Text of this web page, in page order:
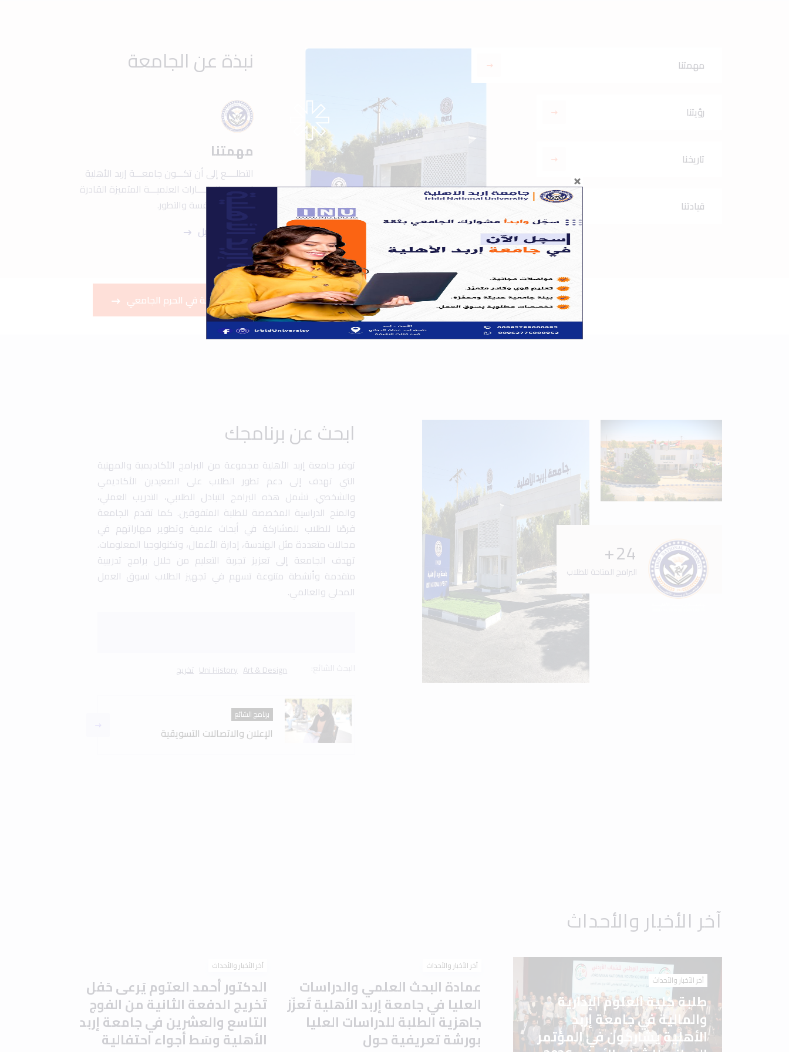
مهمتنا
رؤيتنا
تاريخنا
قيادتنا
نبذة عن الجامعة
مهمتنا
التطلــــع إلى أن تكـــون جامعـــة إربد الأهلية
إحــــدى المنــــارات العلميـــة المتميزة القادرة
علــــى المنافسة والتطور.
عرض التفاصيل
قم بجولة في الحرم الجامعي
34
+
البرامج المتاحة للطلاب
ابحث عن برنامجك
توفر جامعة إربد الأهلية مجموعة من البرامج الأكاديمية والمهنية
التي تهدف إلى دعم تطور الطلاب على الصعيدين الأكاديمي
والشخصي. تشمل هذه البرامج التبادل الطلابي، التدريب العملي،
والمنح الدراسية المخصصة للطلبة المتفوقين. كما تقدم الجامعة
فرصًا للطلاب للمشاركة في أبحاث علمية وتطوير مهاراتهم في
مجالات متعددة مثل الهندسة، إدارة الأعمال، وتكنولوجيا المعلومات.
تهدف الجامعة إلى تعزيز تجربة التعليم من خلال برامج تدريبية
متقدمة وأنشطة متنوعة تسهم في تجهيز الطلاب لسوق العمل
المحلي والعالمي.
Art & Design
Uni History تخريج
برنامج الشائع
الإعلان والاتصالات التسويقية
آخر الأخبار والأحداث
آخر الأخبار والأحداث
طلبة كلية العلوم الإدارية
والمالية في جامعة إربد
الأهلية يشاركون في المؤتمر
آخر الأخبار والأحداث
عمادة البحث العلمي والدراسات
العليا في جامعة إربد الأهلية تُعزّز
جاهزية الطلبة للدراسات العليا
بورشة تعريفية حول
آخر الأخبار والأحداث
الدكتور أحمد العتوم يَرعى حَفل
تَخريج الدفعة الثانية من الفوج
التاسع والعشرين في جامعة إربد
الأهلية وسَط أجواء احتفالية